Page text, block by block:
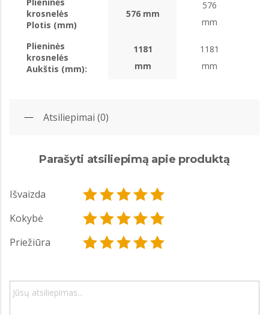
krosnelės
Plotis (mm)
576 mm
576
mm
Plieninės
krosnelės
Aukštis (mm):
1181
mm
1181
mm
Atsiliepimai (0)
Parašyti atsiliepimą apie produktą
Išvaizda
Kokybė
Priežiūra